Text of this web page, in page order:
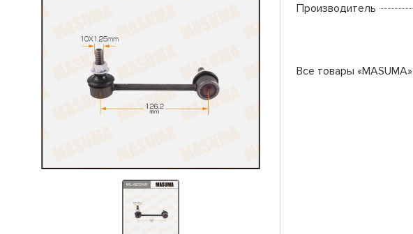
Производитель
Все товары «MASUMA»